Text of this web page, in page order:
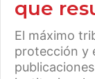
que
El máximo
protección y